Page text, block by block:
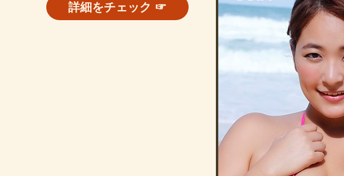
詳細をチェック ☞